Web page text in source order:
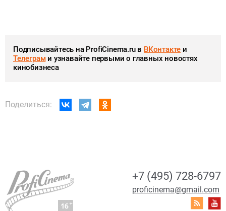
Подписывайтесь на ProfiCinema.ru в ВКонтакте и
Телеграми узнавайте первыми о главных новостях
кинобизнеса
Поделиться:
+7 (495) 728-6797
proficinema@gmail.com